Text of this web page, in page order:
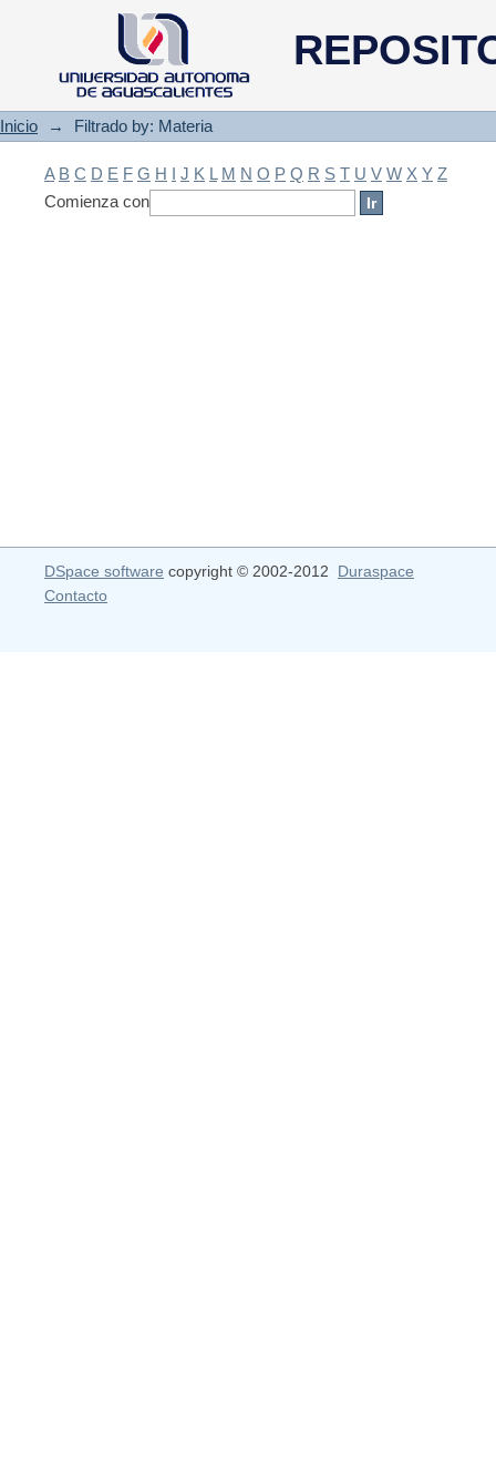
Filtrado by: Materia
Inicio → Filtrado by: Materia
A B C D E F G H I J K L M N O P Q R S T U V W X Y Z
Comienza con
DSpace software copyright © 2002-2012 Duraspace
Contacto